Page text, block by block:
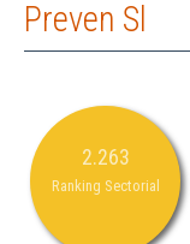
Preven Sl
2.263
Ranking Sectorial